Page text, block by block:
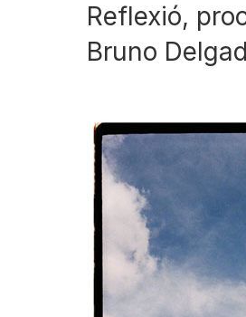
Reflexió,
Bruno